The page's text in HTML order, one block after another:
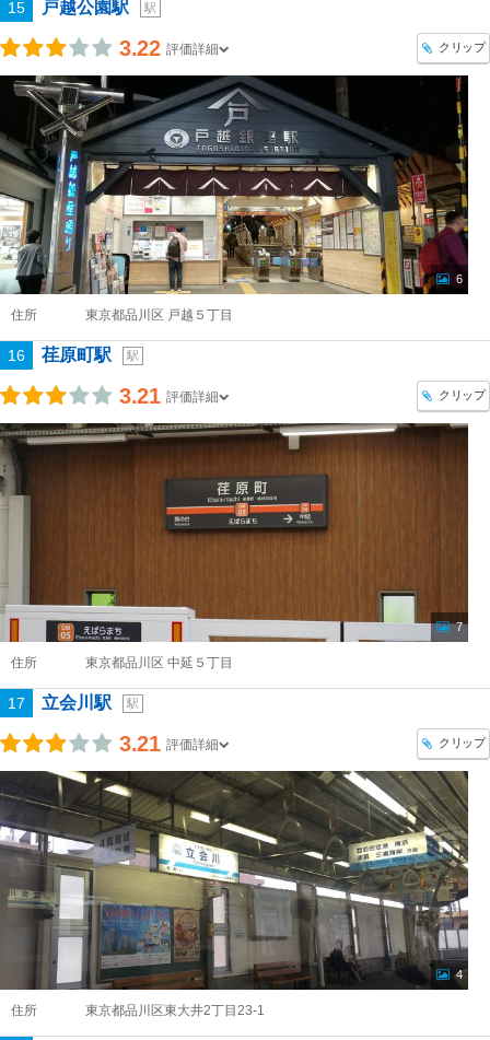
15 戸越公園駅 駅
3.22 評価詳細 クリップ
6
住所 東京都品川区 戸越５丁目
16 荏原町駅 駅
3.21 評価詳細 クリップ
7
住所 東京都品川区 中延５丁目
17 立会川駅 駅
3.21 評価詳細 クリップ
4
住所 東京都品川区東大井2丁目23-1